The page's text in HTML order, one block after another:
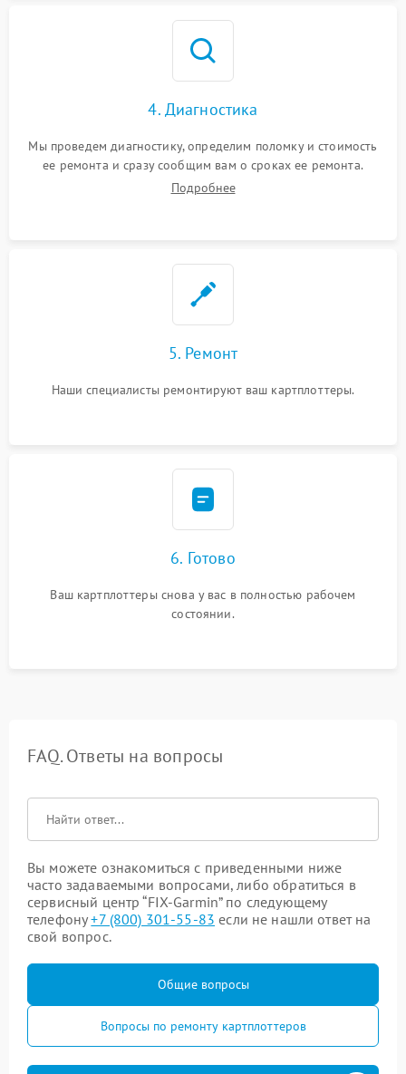
4. Диагностика
Мы проведем диагностику, определим поломку и стоимость
ее ремонта и сразу сообщим вам о сроках ее ремонта.
Подробнее
5. Ремонт
Наши специалисты ремонтируют ваш картплоттеры.
6. Готово
Ваш картплоттеры снова у вас в полностью рабочем
состоянии.
FAQ. Ответы на вопросы
Вы можете ознакомиться с приведенными ниже
часто задаваемыми вопросами, либо обратиться в
сервисный центр “FIX-Garmin” по следующему
телефону+7 (800) 301-55-83 если не нашли ответ на
свой вопрос.
Общие вопросы
Вопросы по ремонту картплоттеров